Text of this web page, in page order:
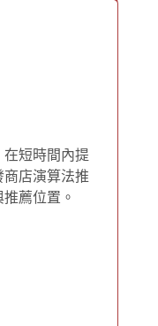
短時間內提
店演算法推
薦位置。